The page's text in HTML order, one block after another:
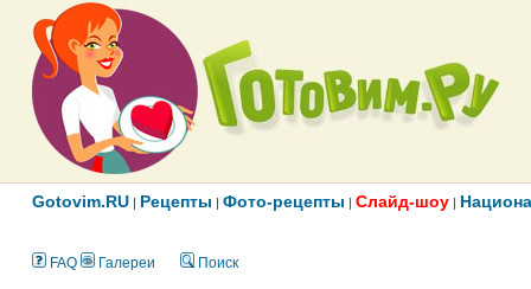
Gotovim.RU | Рецепты | Фото-рецепты | Слайд-шоу |
FAQ Галереи Поиск